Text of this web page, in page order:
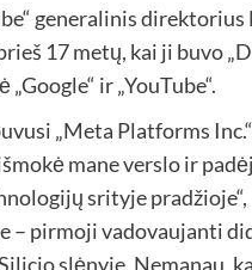
generalinis
17 metų, kai ji buvo
ir „YouTube“.
„Meta Platforms
mane verslo ir
srityje
– pirmoji vadovaujanti
slėnyje. Nemanau,